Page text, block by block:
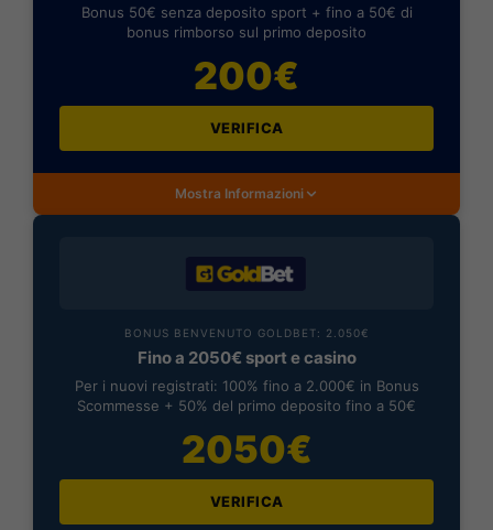
Bonus 50€ senza deposito sport + fino a 50€ di
bonus rimborso sul primo deposito
200€
VERIFICA
Mostra Informazioni
BONUS BENVENUTO GOLDBET: 2.050€
Fino a 2050€ sport e casino
Per i nuovi registrati: 100% fino a 2.000€ in Bonus
Scommesse + 50% del primo deposito fino a 50€
2050€
VERIFICA